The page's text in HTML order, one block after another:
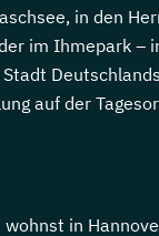
in den
im Ihmepark –
auf der
wohnst in